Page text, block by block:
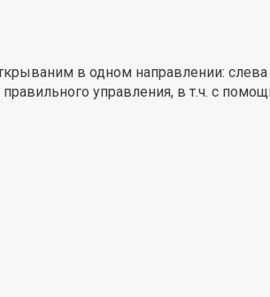
в одном направлении:
управления, в т.ч. с